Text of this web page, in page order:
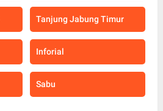
Tanjung Jabung Timur
Inforial
Sabu